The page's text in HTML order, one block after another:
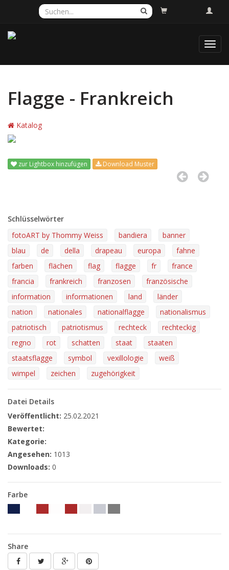
Flagge - Frankreich
Katalog
zur Lightbox hinzufügen Download Muster
Schlüsselwörter
fotoART by Thommy Weiss
bandiera
banner
blau
de della drapeau europa
fahne
farben
flächen flag flagge fr
france
francia
frankreich franzosen
französische
information
informationen land
länder
nation
nationales nationalflagge
nationalismus
patriotisch
patriotismus rechteck
rechteckig
regno
rot schatten staat
staaten
staatsflagge
symbol vexillologie
weiß
wimpel
zeichen zugehörigkeit
Datei Details
Veröffentlicht: 25.02.2021
Bewertet:
Kategorie:
Angesehen: 1013
Downloads: 0
Farbe
Share